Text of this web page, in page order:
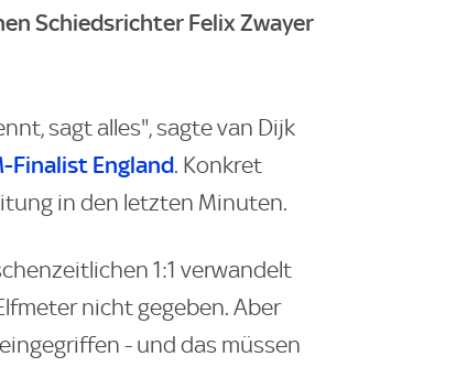
Schiedsrichter Felix Zwayer
sagt alles", sagte van Dijk
Finalist England. Konkret
in den letzten Minuten.
1:1 verwandelt
nicht gegeben. Aber
- und das müssen